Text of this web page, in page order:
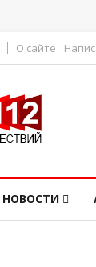
О сайте
НОВОСТИ